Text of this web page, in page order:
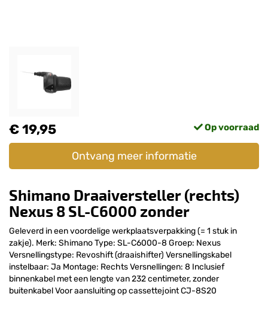
€ 19,95 Op voorraad
Ontvang meer informatie
Shimano Draaiversteller (rechts)
Nexus 8 SL-C6000 zonder
Geleverd in een voordelige werkplaatsverpakking (= 1 stuk in
zakje). Merk: Shimano Type: SL-C6000-8 Groep: Nexus
Versnellingstype: Revoshift (draaishifter) Versnellingskabel
instelbaar: Ja Montage: Rechts Versnellingen: 8 Inclusief
binnenkabel met een lengte van 232 centimeter, zonder
buitenkabel Voor aansluiting op cassettejoint CJ-8S20